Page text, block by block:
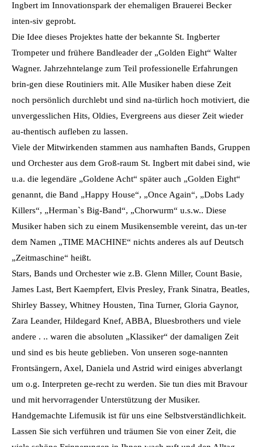
Ingbert im Innovationspark der ehemaligen Brauerei Becker
inten-siv geprobt.
Die Idee dieses Projektes hatte der bekannte St. Ingberter
Trompeter und frühere Bandleader der „Golden Eight“ Walter
Wagner. Jahrzehntelange zum Teil professionelle Erfahrungen
brin-gen diese Routiniers mit. Alle Musiker haben diese Zeit
noch persönlich durchlebt und sind na-türlich hoch motiviert, die
unvergesslichen Hits, Oldies, Evergreens aus dieser Zeit wieder
au-thentisch aufleben zu lassen.
Viele der Mitwirkenden stammen aus namhaften Bands, Gruppen
und Orchester aus dem Groß-raum St. Ingbert mit dabei sind, wie
u.a. die legendäre „Goldene Acht“ später auch „Golden Eight“
genannt, die Band „Happy House“, „Once Again“, „Dobs Lady
Killers“, „Herman`s Big-Band“, „Chorwurm“ u.s.w.. Diese
Musiker haben sich zu einem Musikensemble vereint, das un-ter
dem Namen „TIME MACHINE“ nichts anderes als auf Deutsch
„Zeitmaschine“ heißt.
Stars, Bands und Orchester wie z.B. Glenn Miller, Count Basie,
James Last, Bert Kaempfert, Elvis Presley, Frank Sinatra, Beatles,
Shirley Bassey, Whitney Housten, Tina Turner, Gloria Gaynor,
Zara Leander, Hildegard Knef, ABBA, Bluesbrothers und viele
andere . .. waren die absoluten „Klassiker“ der damaligen Zeit
und sind es bis heute geblieben. Von unseren soge-nannten
Frontsängern, Axel, Daniela und Astrid wird einiges abverlangt
um o.g. Interpreten ge-recht zu werden. Sie tun dies mit Bravour
und mit hervorragender Unterstützung der Musiker.
Handgemachte Lifemusik ist für uns eine Selbstverständlichkeit.
Lassen Sie sich verführen und träumen Sie von einer Zeit, die